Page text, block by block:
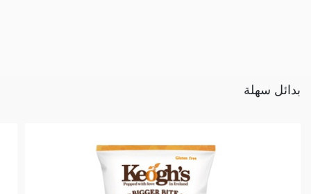
بدائل سهلة